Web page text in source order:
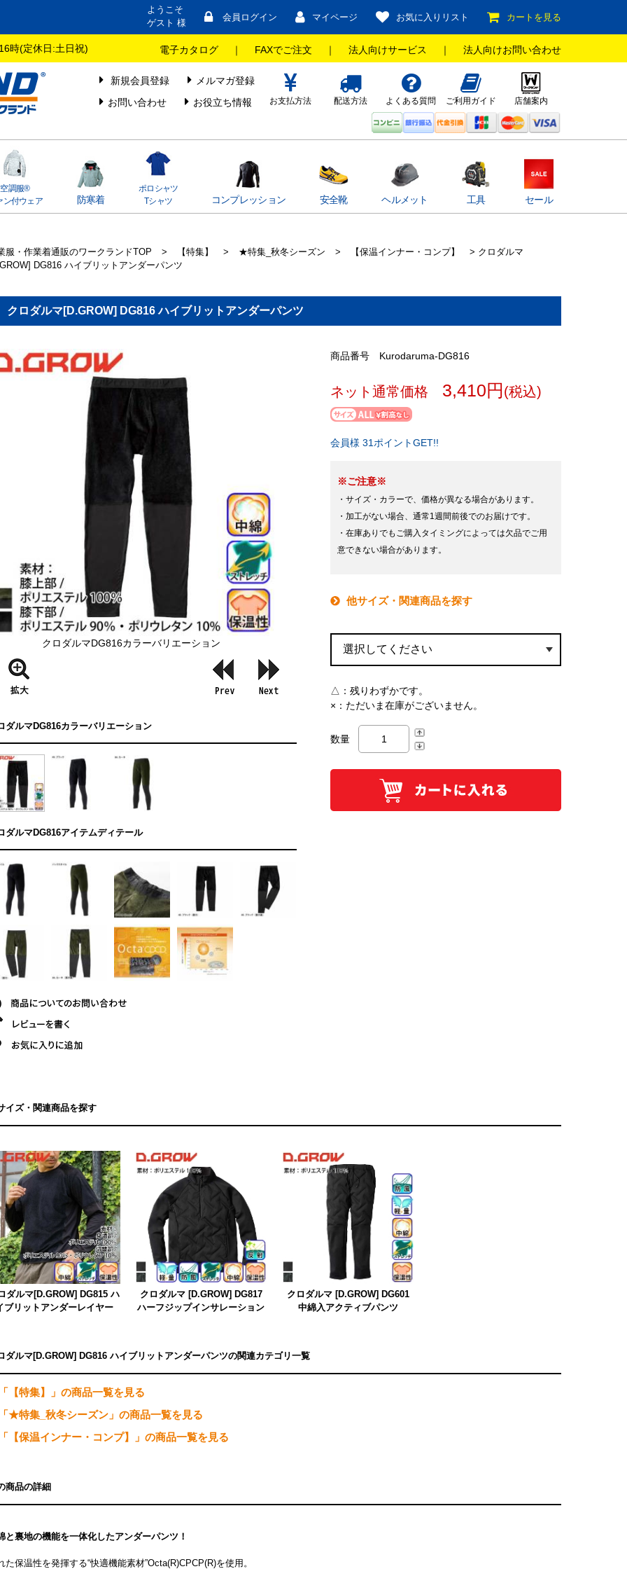
ようこそ
ゲスト 様
会員ログイン マイページ お気に入りリスト カートを見る
時(定休日:土日祝) 電子カタログ ｜ FAXでご注文 ｜ 法人向けサービス ｜ 法人向けお問い合わせ
新規会員登録
メルマガ登録
お問い合わせ
お役立ち情報 お支払方法 配送方法 よくある質問 ご利用ガイド 店舗案内
空調服®
ン付ウェア
防寒着
ポロシャツ
Tシャツ
コンプレッション 安全靴 ヘルメット 工具 セール
服・作業着通販のワークランドTOP > 【特集】 > ★特集_秋冬シーズン > 【保温インナー・コンプ】
> クロダルマ
DG816 ハイブリットアンダーパンツ
クロダルマ[D.GROW] DG816 ハイブリットアンダーパンツ
商品番号 Kurodaruma-DG816
ネット通常価格 3,410円 (税込)
会員様 31ポイントGET!!
※ご注意※
・サイズ・カラーで、価格が異なる場合があります。
・加工がない場合、通常1週間前後でのお届けです。
・在庫ありでもご購入タイミングによっては欠品でご用
意できない場合があります。
他サイズ・関連商品を探す
△： 残りわずかです。
×： ただいま在庫がございません。
数量
クロダルマDG816カラーバリエーション
ダルマDG816カラーバリエーション
ダルマDG816アイテムディテール
イズ・関連商品を探す
ダルマ[D.GROW] DG815 ハ
ブリットアンダーレイヤー
クロダルマ [D.GROW] DG817
ハーフジップインサレーション
クロダルマ [D.GROW] DG601
中綿入アクティブパンツ
ダルマ[D.GROW] DG816 ハイブリットアンダーパンツの関連カテゴリ一覧
【特集】」の商品一覧を見る
★特集_秋冬シーズン」の商品一覧を見る
【保温インナー・コンプ】」の商品一覧を見る
商品の詳細
と裏地の機能を一体化したアンダーパンツ！
た保温性を発揮する“快適機能素材”Octa(R)CPCP(R)を使用。